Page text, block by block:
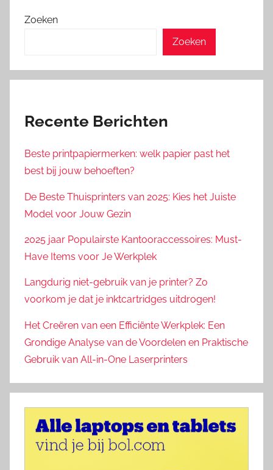
Zoeken
Zoeken
Recente Berichten
Beste printpapiermerken: welk papier past het
best bij jouw behoeften?
De Beste Thuisprinters van 2025: Kies het Juiste
Model voor Jouw Gezin
2025 jaar Populairste Kantooraccessoires: Must-
Have Items voor Je Werkplek
Langdurig niet-gebruik van je printer? Zo
voorkom je dat je inktcartridges uitdrogen!
Het Creëren van een Efficiënte Werkplek: Een
Grondige Analyse van de Voordelen en Praktische
Gebruik van All-in-One Laserprinters